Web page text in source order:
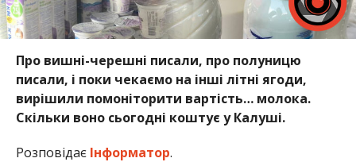
Про вишні-черешні писали, про полуницю
писали, і поки чекаємо на інші літні ягоди,
вирішили помоніторити вартість… молока.
Скільки воно сьогодні коштує у Калуші.
Розповідає Інформатор.